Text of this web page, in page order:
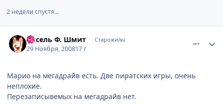
2 недели спустя...
Аксель Ф. Шмит Старожилы
29 Ноября, 200817 г
Марио на мегадрайв есть. Две пиратских игры, очень
неплохие.
Перезаписывемых на мегадрайв нет.